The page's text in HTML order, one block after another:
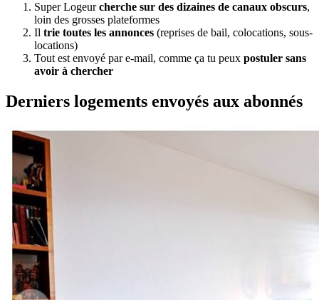
Super Logeurcherche sur des dizaines de canaux obscurs,
loin des grosses plateformes
Il trie toutes les annonces (reprises de bail, colocations, sous-
locations)
Tout est envoyé par e-mail, comme ça tu peux postuler sans
avoir à chercher
Derniers logements envoyés aux abonnés